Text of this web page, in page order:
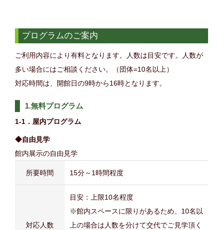
プログラムのご案内
ご利用内容により有料となります。人数は目安です。人数が
多い場合にはご相談ください。（団体=10名以上）
対応時間は、開館日の9時から16時となります。
1.無料プログラム
1-1．屋内プログラム
◆自由見学
館内展示の自由見学
所要時間 15分～1時間程度
対応人数
目安：上限10名程度
※館内スペースに限りがあるため、10名以
上の場合は人数を分けて交代でご見学頂く